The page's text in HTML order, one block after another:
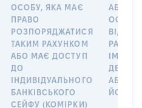
ОСОБУ, ЯКА МАЄ
ПРАВО
РОЗПОРЯДЖАТИСЯ
ТАКИМ РАХУНКОМ
АБО МАЄ ДОСТУП
ДО
ІНДИВІДУАЛЬНОГО
БАНКІВСЬКОГО
СЕЙФУ (КОМІРКИ)
АБО
ОСОБУ,
ІМ’Я
АБО
ЙОГО